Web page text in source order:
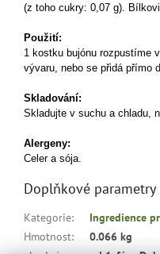
(z toho cukry: 0,07 g).
Použití:
1 kostku bujónu rozpustíme
vývaru, nebo se přidá přímo
Skladování:
Skladujte v suchu a chladu,
Alergeny:
Celer a sója.
Doplňkové parametry
Kategorie:
Ingredience
Hmotnost:
0.066 kg